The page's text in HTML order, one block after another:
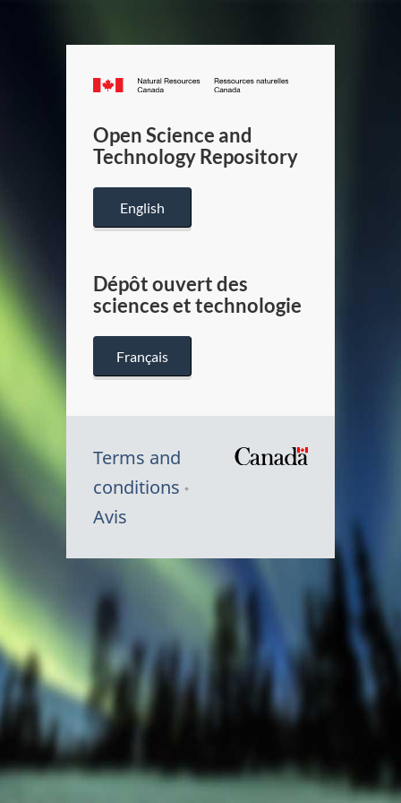
Canada.ca
/
Canada
Open Science and
Technology Repository
English
Dépôt ouvert des
sciences et technologie
Français
Terms and
conditions
Avis
Canada